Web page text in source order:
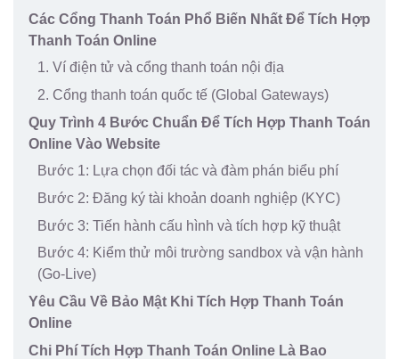
Các Cổng Thanh Toán Phổ Biến Nhất Để Tích Hợp
Thanh Toán Online
1. Ví điện tử và cổng thanh toán nội địa
2. Cổng thanh toán quốc tế (Global Gateways)
Quy Trình 4 Bước Chuẩn Để Tích Hợp Thanh Toán
Online Vào Website
Bước 1: Lựa chọn đối tác và đàm phán biểu phí
Bước 2: Đăng ký tài khoản doanh nghiệp (KYC)
Bước 3: Tiến hành cấu hình và tích hợp kỹ thuật
Bước 4: Kiểm thử môi trường sandbox và vận hành
(Go-Live)
Yêu Cầu Về Bảo Mật Khi Tích Hợp Thanh Toán
Online
Chi Phí Tích Hợp Thanh Toán Online Là Bao